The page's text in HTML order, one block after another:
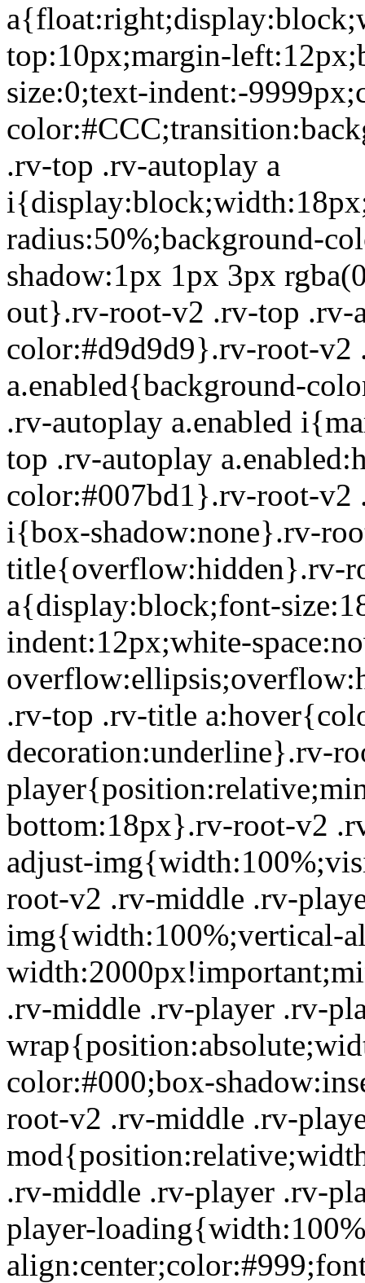
top:10px;margin-
size:0;text-indent:-
.rv-top .rv-autoplay a
radius:50%;background-
shadow:1px 1px 3px
out}.rv-root-v2 .rv-top .rv-
color:#d9d9d9}.rv-root-v2
a.enabled{background-
.rv-autoplay a.enabled
top .rv-autoplay
color:#007bd1}.rv-root-v2
i{box-shadow:none}.rv-
title{overflow:hidden}.rv-
a{display:block;font-
indent:12px;white-
.rv-top .rv-title
decoration:underline}.rv-
bottom:18px}.rv-root-v2
adjust-
root-v2 .rv-middle .rv-
img{width:100%;vertical-
.rv-middle .rv-player .rv-
color:#000;box-
root-v2 .rv-middle .rv-
.rv-middle .rv-player .rv-
player-